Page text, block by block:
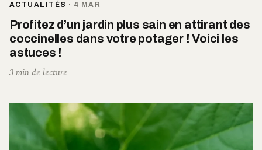
ACTUALITÉS · 4 MAR
Profitez d’un jardin plus sain en attirant des
coccinelles dans votre potager ! Voici les
astuces !
3 min de lecture